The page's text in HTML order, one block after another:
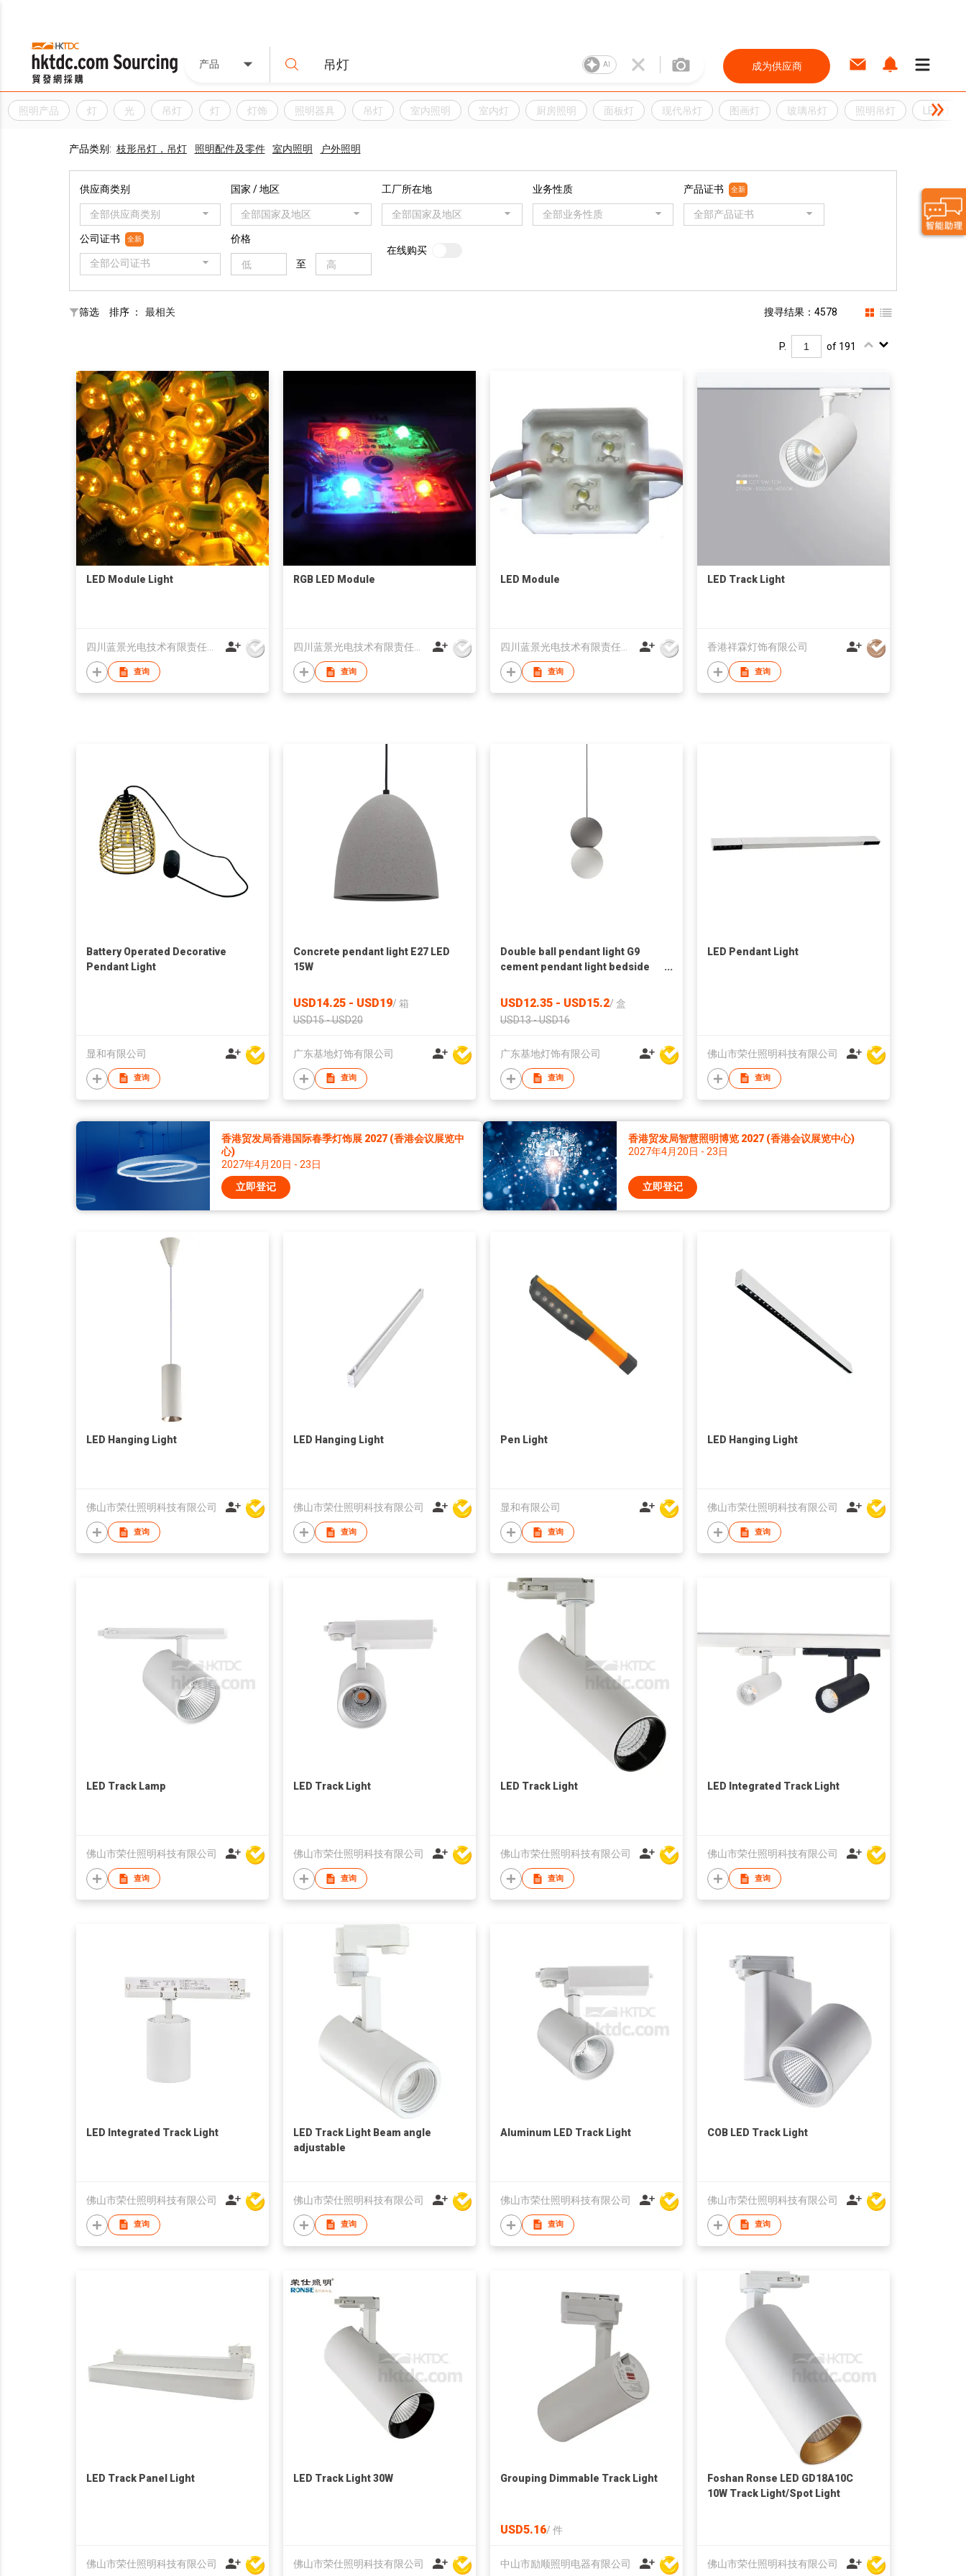
产品 AI 成为供应商
照明产品 灯 光 吊灯 灯 灯饰 照明器具 吊灯 室内照明 室内灯 厨房照明 面板灯 现代吊灯 图画灯 玻璃吊灯 照明吊灯 LED灯
产品类别: 枝形吊灯，吊灯 照明配件及零件 室内照明 户外照明
供应商类别
全部供应商类别
国家 / 地区
全部国家及地区
工厂所在地
全部国家及地区
业务性质
全部业务性质
产品证书 全新
全部产品证书
公司证书 全新
全部公司证书
价格
至
在线购买
筛选 排序 ： 最相关 搜寻结果：4578
P. of 191
LED Module Light
查询
RGB LED Module
查询
LED Module
查询
LED Track Light
香港祥霖灯饰有限公司
查询
Battery Operated Decorative
Pendant Light
显和有限公司
查询
Concrete pendant light E27 LED
15W
USD14.25 - USD19/ 箱
USD15 - USD20
广东基地灯饰有限公司
查询
Double ball pendant light G9
cement pendant light bedside
USD12.35 - USD15.2/ 盒
USD13 - USD16
广东基地灯饰有限公司
查询
LED Pendant Light
佛山市荣仕照明科技有限公司
查询
香港贸发局香港国际春季灯饰展 2027 (香港会议展览中
心)
2027年4月20日 - 23日
立即登记
香港贸发局智慧照明博览 2027 (香港会议展览中心)
2027年4月20日 - 23日
立即登记
LED Hanging Light
佛山市荣仕照明科技有限公司
查询
LED Hanging Light
佛山市荣仕照明科技有限公司
查询
Pen Light
显和有限公司
查询
LED Hanging Light
佛山市荣仕照明科技有限公司
查询
LED Track Lamp
佛山市荣仕照明科技有限公司
查询
LED Track Light
佛山市荣仕照明科技有限公司
查询
LED Track Light
佛山市荣仕照明科技有限公司
查询
LED Integrated Track Light
佛山市荣仕照明科技有限公司
查询
LED Integrated Track Light
佛山市荣仕照明科技有限公司
查询
LED Track Light Beam angle
adjustable
佛山市荣仕照明科技有限公司
查询
Aluminum LED Track Light
佛山市荣仕照明科技有限公司
查询
COB LED Track Light
佛山市荣仕照明科技有限公司
查询
LED Track Panel Light
佛山市荣仕照明科技有限公司
LED Track Light 30W
佛山市荣仕照明科技有限公司
Grouping Dimmable Track Light
USD5.16/ 件
中山市励顺照明电器有限公司
Foshan Ronse LED GD18A10C
10W Track Light/Spot Light
佛山市荣仕照明科技有限公司